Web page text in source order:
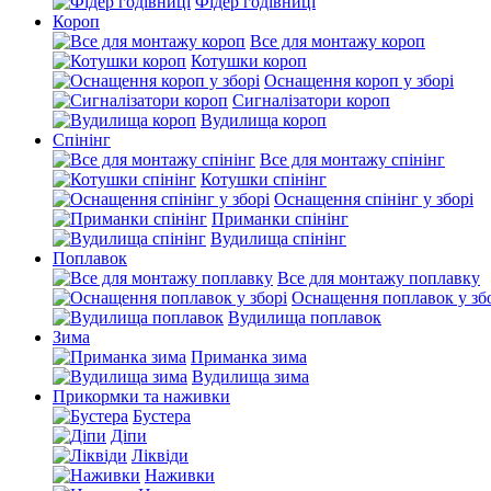
Короп
Все для монтажу короп
Котушки короп
Оснащення короп у зборі
Сигналізатори короп
Вудилища короп
Спінінг
Все для монтажу спінінг
Котушки спінінг
Оснащення спінінг у зборі
Приманки спінінг
Вудилища спінінг
Поплавок
Все для монтажу поплавку
Оснащення поплавок у
Вудилища поплавок
Зима
Приманка зима
Вудилища зима
Прикормки та наживки
Бустера
Діпи
Ліквіди
Наживки